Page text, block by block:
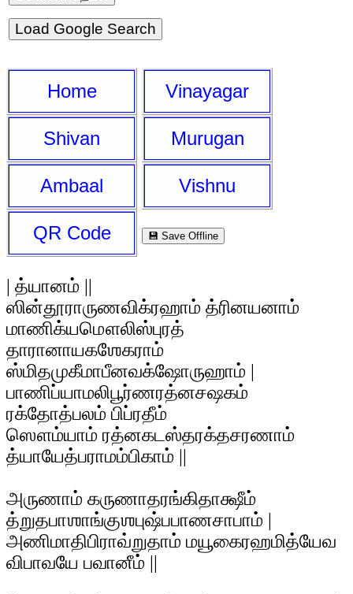
Load Google Search
Home Vinayagar
Shivan Murugan
Ambaal Vishnu
QR Code 💾 Save Offline
| த்யானம் ||
ஸின்தூராருணவிக்ரஹாம் த்ரினயனாம்
மாணிக்யமௌலிஸ்புரத்
தாரானாயகஶேகராம்
ஸ்மிதமுகீமாபீனவக்ஷோருஹாம் |
பாணிப்யாமலிபூர்ணரத்னசஷகம்
ரக்தோத்பலம் பிப்ரதீம்
ஸௌம்யாம் ரத்னகடஸ்தரக்தசரணாம்
த்யாயேத்பராமம்பிகாம் ||
அருணாம் கருணாதரங்கிதாக்ஷீம்
த்றுதபாஶாங்குஶபுஷ்பபாணசாபாம் |
அணிமாதிபிராவ்றுதாம் மயூகைரஹமித்யேவ
விபாவயே பவானீம் ||